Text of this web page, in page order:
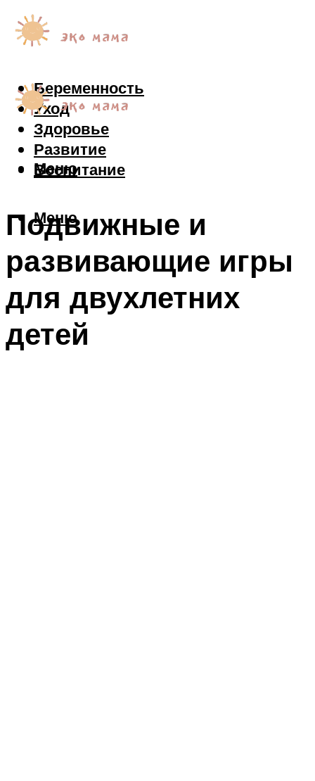
Беременность
Уход
Здоровье
Развитие
Воспитание
Меню
Меню
Подвижные и
развивающие игры
для двухлетних
детей